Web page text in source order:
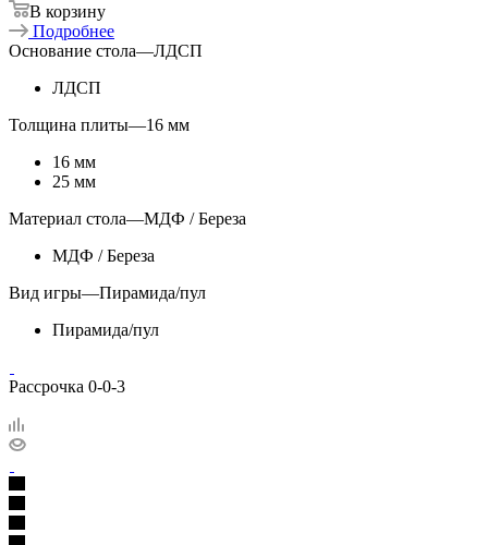
В корзину
Подробнее
Основание стола—ЛДСП
ЛДСП
Толщина плиты—16 мм
16 мм
25 мм
Материал стола—МДФ / Береза
МДФ / Береза
Вид игры—Пирамида/пул
Пирамида/пул
Рассрочка 0-0-3